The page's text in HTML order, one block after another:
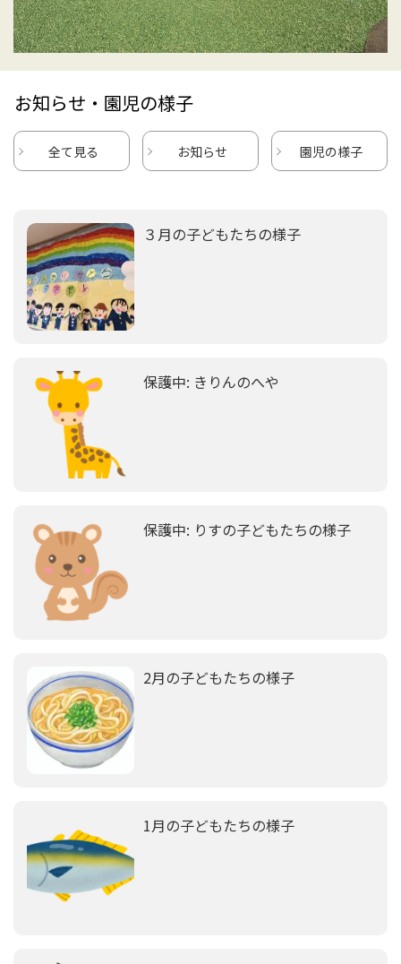
お知らせ・園児の様子
全て見る お知らせ 園児の様子
３月の子どもたちの様子
保護中: きりんのへや
保護中: りすの子どもたちの様子
2月の子どもたちの様子
1月の子どもたちの様子